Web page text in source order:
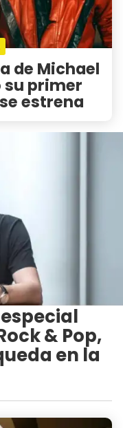
de Michael
primer
estrena
& Pop,
en la